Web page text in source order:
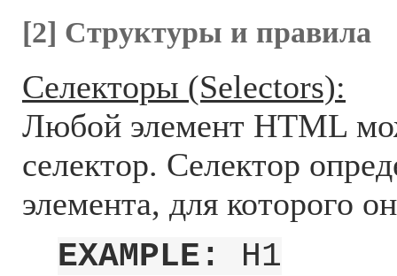
[2] Структуры и правила
Селекторы (Selectors):
Любой элемент HTML
селектор. Селектор
элемента, для которого
EXAMPLE: H1